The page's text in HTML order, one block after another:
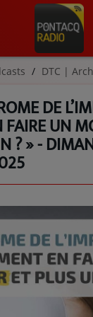
?
2027
DTC |
DE
UN
? » -